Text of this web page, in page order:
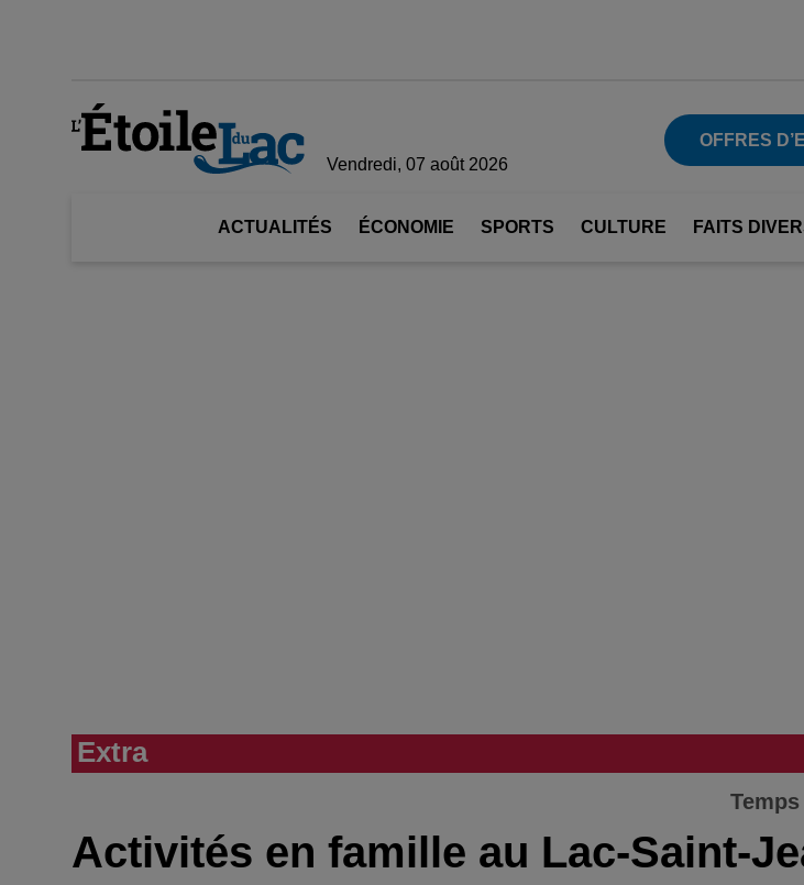
Vendredi, 07 août 2026
OFFRES
ACTUALITÉS ÉCONOMIE SPORTS CULTURE FAITS
Extra
Activités en famille au Lac-Saint-